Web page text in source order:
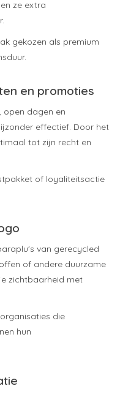
ze extra
gekozen als premium
en promoties
open dagen en
effectief. Door het
tot zijn recht en
of loyaliteitsactie
van gerecycled
of andere duurzame
zichtbaarheid met
die
hun